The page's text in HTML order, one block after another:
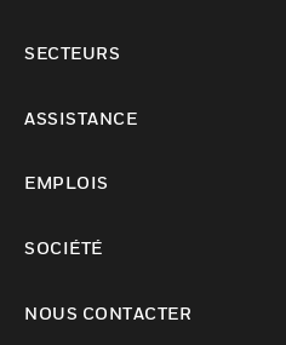
SECTEURS
ASSISTANCE
EMPLOIS
SOCIÉTÉ
NOUS CONTACTER